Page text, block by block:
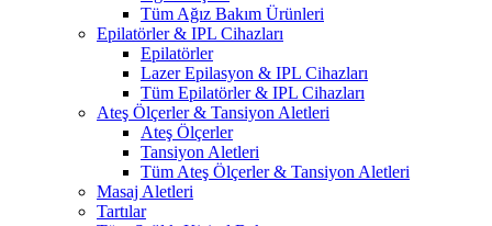
Tüm Ağız Bakım Ürünleri
Epilatörler & IPL Cihazları
Epilatörler
Lazer Epilasyon & IPL Cihazları
Tüm Epilatörler & IPL Cihazları
Ateş Ölçerler & Tansiyon Aletleri
Ateş Ölçerler
Tansiyon Aletleri
Tüm Ateş Ölçerler & Tansiyon Aletleri
Masaj Aletleri
Tartılar